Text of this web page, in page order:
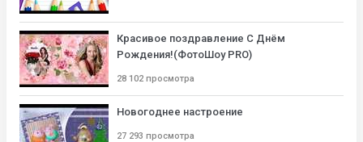
Красивое поздравление С Днём
Рождения!(ФотоШоу PRO)
28 102 просмотра
Новогоднее настроение
27 293 просмотра